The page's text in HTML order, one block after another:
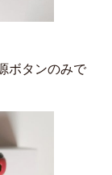
ボタンのみで